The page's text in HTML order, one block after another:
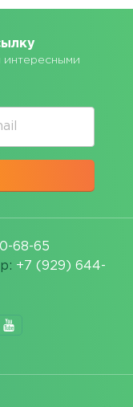
интересными
68-65
+7 (929) 644-